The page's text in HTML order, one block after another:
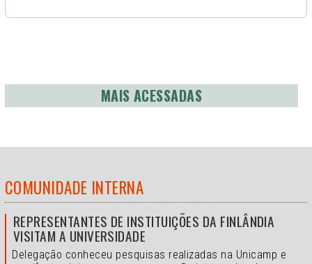
MAIS ACESSADAS
COMUNIDADE INTERNA
REPRESENTANTES DE INSTITUIÇÕES DA FINLÂNDIA
VISITAM A UNIVERSIDADE
Delegação conheceu pesquisas realizadas na Unicamp e